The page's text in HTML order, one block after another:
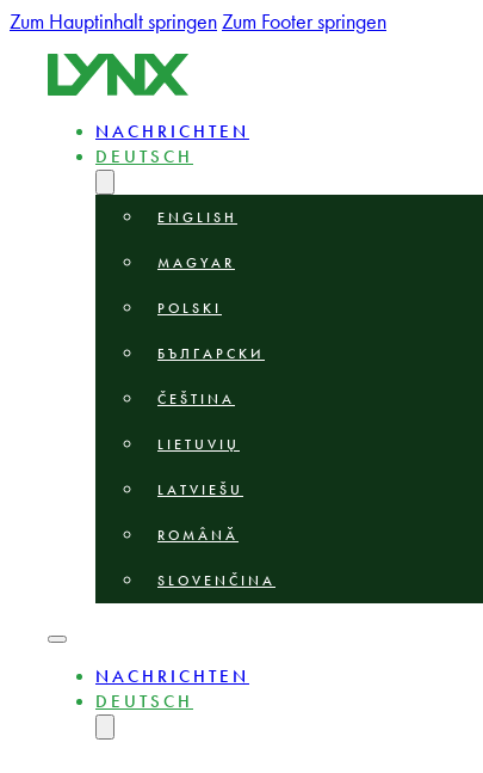
Zum Hauptinhalt springenZum Footer springen
NACHRICHTEN
DEUTSCH
ENGLISH
MAGYAR
POLSKI
БЪЛГАРСКИ
ČEŠTINA
LIETUVIŲ
LATVIEŠU
ROMÂNĂ
SLOVENČINA
NACHRICHTEN
DEUTSCH